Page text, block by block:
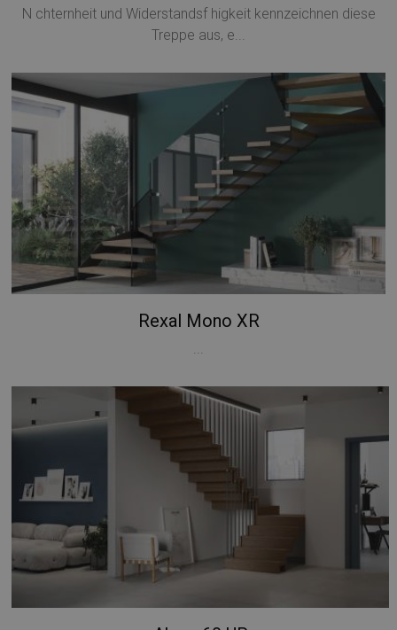
N chternheit und Widerstandsf higkeit kennzeichnen diese
Treppe aus, e...
Rexal Mono XR